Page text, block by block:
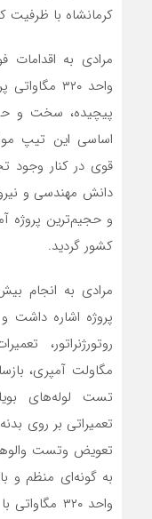
کرمانشاه با ظرفیت
مرادی به
واحد ۳۲۰
پیچیده، سخت و
اساسی این تیپ
قوی در کنار وجود
دانش مهندسی و
و حجیم‌ترین پروژه
کشور گردید.
پروژه اشاره داشت
مگاولت آمپری،
تست لوله‌های
تعویض وتست
به گونه‌ای منظم و
واحد ۳۲۰